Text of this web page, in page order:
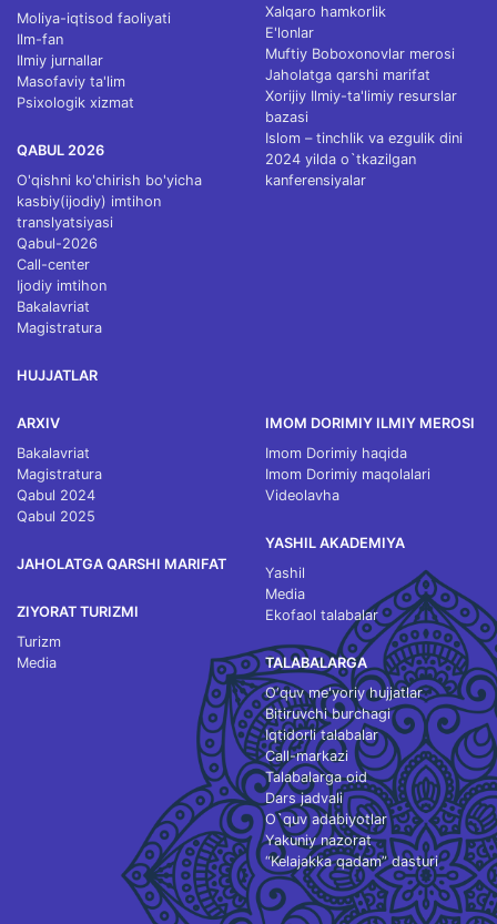
Moliya-iqtisod faoliyati
Ilm-fan
Ilmiy jurnallar
Masofaviy ta'lim
Psixologik xizmat
QABUL 2026
O'qishni ko'chirish bo'yicha
kasbiy(ijodiy) imtihon
translyatsiyasi
Qabul-2026
Call-center
Ijodiy imtihon
Bakalavriat
Magistratura
HUJJATLAR
Xalqaro hamkorlik
E'lonlar
Muftiy Boboxonovlar merosi
Jaholatga qarshi marifat
Xorijiy Ilmiy-ta'limiy resurslar
bazasi
Islom – tinchlik va ezgulik dini
2024 yilda o`tkazilgan
kanferensiyalar
ARXIV
Bakalavriat
Magistratura
Qabul 2024
Qabul 2025
JAHOLATGA QARSHI MARIFAT
ZIYORAT TURIZMI
Turizm
Media
IMOM DORIMIY ILMIY MEROSI
Imom Dorimiy haqida
Imom Dorimiy maqolalari
Videolavha
YASHIL AKADEMIYA
Yashil
Media
Ekofaol talabalar
TALABALARGA
O‘quv me'yoriy hujjatlar
Bitiruvchi burchagi
Iqtidorli talabalar
Call-markazi
Talabalarga oid
Dars jadvali
O`quv adabiyotlar
Yakuniy nazorat
“Kelajakka qadam” dasturi